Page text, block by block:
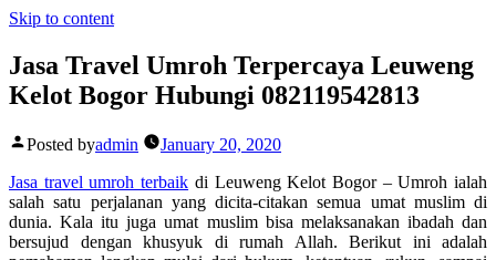
Skip to content
Jasa Travel Umroh Terpercaya Leuweng
Kelot Bogor Hubungi 082119542813
Posted byadmin
January 20, 2020
Jasa travel umroh terbaik di Leuweng Kelot Bogor –Umroh ialah
salah satu perjalanan yang dicita-citakan semua umat muslim di
dunia. Kala itu juga umat muslim bisa melaksanakan ibadah dan
bersujud dengan khusyuk di rumah Allah. Berikut ini adalah